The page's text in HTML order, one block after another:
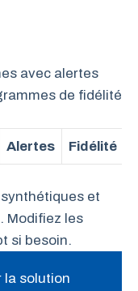
avec alertes
de fidélité
Alertes Fidélité
et
Modifiez les
si besoin.
la solution